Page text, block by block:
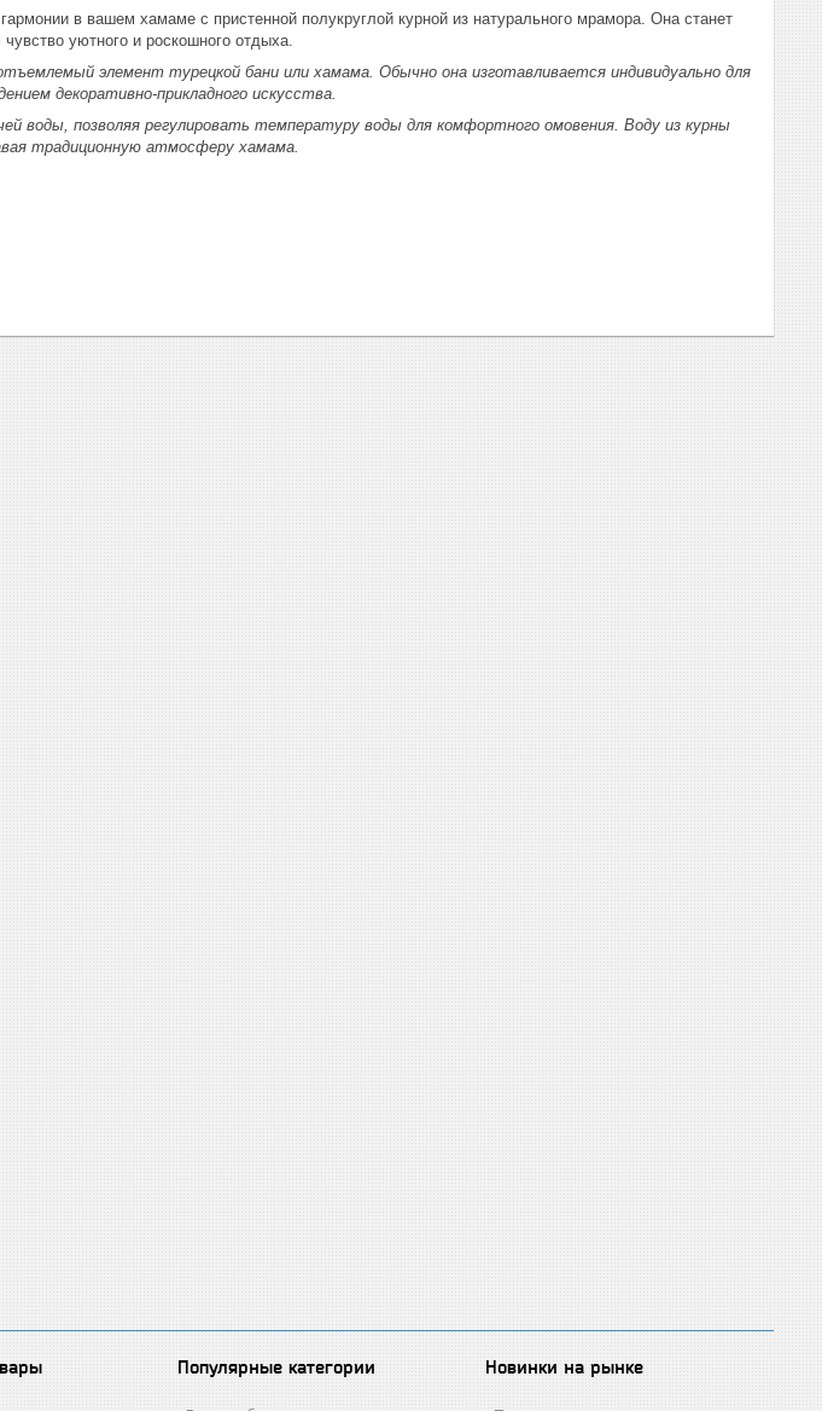
в вашем хамаме с пристенной полукруглой курной из натурального мрамора. Она станет
уютного и роскошного отдыха.
элемент турецкой бани или хамама. Обычно она изготавливается индивидуально для
декоративно-прикладного искусства.
воды, позволяя регулировать температуру воды для комфортного омовения. Воду из курны
традиционную атмосферу хамама.
Популярные категории Новинки на рынке